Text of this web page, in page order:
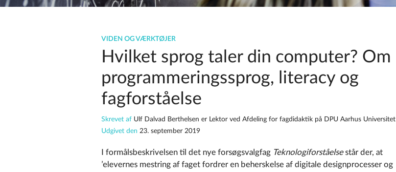
VIDEN OG VÆRKTØJER
Hvilket sprog taler din computer? Om
programmeringssprog, literacy og
fagforståelse
Skrevet af Ulf Dalvad Berthelsen er Lektor ved Afdeling for fagdidaktik på DPU Aarhus Universitet
Udgivet den 23. september 2019
I formålsbeskrivelsen til det nye forsøgsvalgfag Teknologiforståelsestår der, at
’e levernes mestring af faget fordrer en beherskelse af digitale designprocesser og